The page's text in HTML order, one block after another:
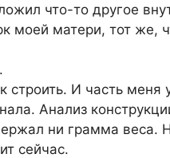
что-то другое
моей матери, тот же,
И часть меня
Анализ
ни грамма веса.
сейчас.